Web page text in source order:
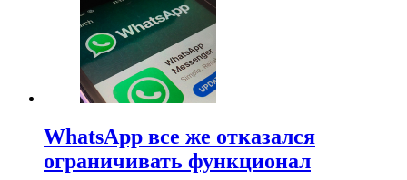
WhatsApp все же отказался
ограничивать функционал